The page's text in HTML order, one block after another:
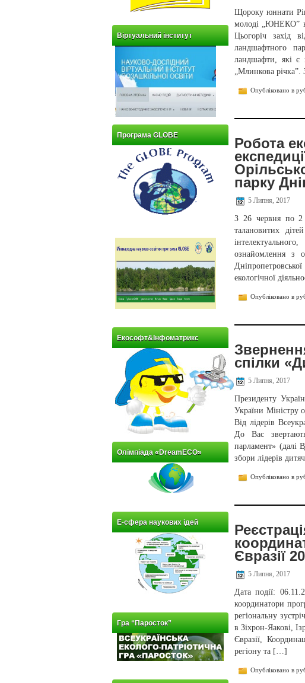
Віртуальний інститут
Програма GLOBE
Екософт&Інфоматрикс
Олімпіада «DreamECO»
Е-сфера наукових ідей
Гра “Паросток”
Щороку юннати
молоді „ЮНЕКО”
Цьогоріч захід
ландшафтного
ландшафти, які є
„Млинкова
Опубліковано в
Робота
парку
5 Липня, 2017
З 26 червня по 2
талановитих
ознайомлення з
екологічної
Опубліковано в
спілки
5 Липня, 2017
Президенту
України Міністру
Від лідерів
До Вас
парламент» (далі
збори лідерів
Опубліковано в
Євразії
5 Липня, 2017
Дата події:
координатори
регіональну
в Зіхрон-Яакові,
Євразії,
регіону та […]
Опубліковано в